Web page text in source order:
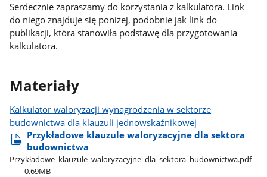
Serdecznie zapraszamy do korzystania z kalkulatora. Link
do niego znajduje się poniżej, podobnie jak link do
publikacji, która stanowiła podstawę dla przygotowania
kalkulatora.
Materiały
Kalkulator waloryzacji wynagrodzenia w sektorze
budownictwa dla klauzuli jednowskaźnikowej
Przykładowe klauzule waloryzacyjne dla sektora
budownictwa
Przykładowe​_klauzule​_waloryzacyjne​_dla​_sektora​_budownictwa.pdf
0.69MB